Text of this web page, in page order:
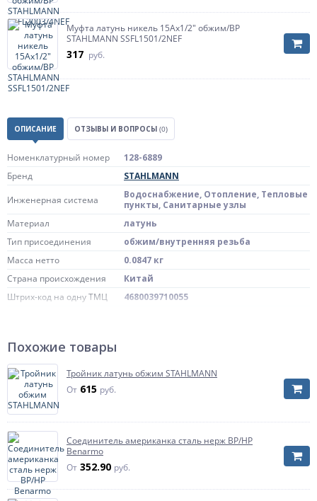
Муфта латунь никель 15Aх1/2" обжим/ВР
STAHLMANN SSFL1501/2NEF
317 руб.
ОПИСАНИЕ ОТЗЫВЫ И ВОПРОСЫ (0)
Номенклатурный номер
128-6889
Бренд
STAHLMANN
Инженерная система
Водоснабжение, Отопление, Тепловые
пункты, Санитарные узлы
Материал
латунь
Тип присоединения
обжим/внутренняя резьба
Масса нетто
0.0847 кг
Страна происхождения
Китай
Штрих-код на одну ТМЦ
4680039710055
Похожие товары
Тройник латунь обжим STAHLMANN
От 615 руб.
Соединитель американка сталь нерж ВР/НР
Benarmo
От 352.90 руб.